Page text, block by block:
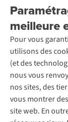
meilleure
Pour vous
utilisons des
(et des
nous vous
nos sites, des
vous montrer
site web. En
Rétractation
Entretien &
Garantie
Contactez-nous
À propos
Nos magasins
À propos
Déclaration
Location / Location
Entretien de ski
Service de lavage
Entretien de
Réparation de
Réparation de
Retouches
Pour les entreprises
Découvrez
A.S.Magazine
Explore Camp
Gear Check
Expertise & conseils
Abonnez-vous à